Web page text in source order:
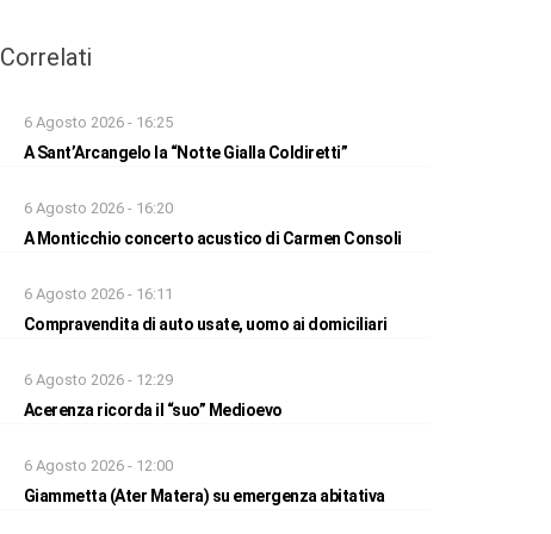
Correlati
6 Agosto 2026 - 16:25
A Sant’Arcangelo la “Notte Gialla Coldiretti”
6 Agosto 2026 - 16:20
A Monticchio concerto acustico di Carmen Consoli
6 Agosto 2026 - 16:11
Compravendita di auto usate, uomo ai domiciliari
6 Agosto 2026 - 12:29
Acerenza ricorda il “suo” Medioevo
6 Agosto 2026 - 12:00
Giammetta (Ater Matera) su emergenza abitativa